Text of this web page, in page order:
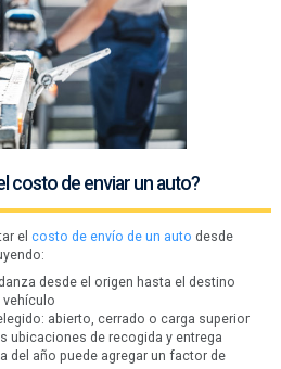
costo de enviar un auto?
el costo de envío de un auto desde
desde el origen hasta el destino
vehículo
abierto, cerrado o carga superior
ubicaciones de recogida y entrega
del año puede agregar un factor de